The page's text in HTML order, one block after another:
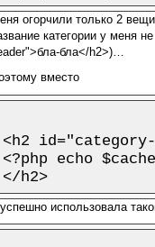
огорчили только 2
категории у меня
бла</h2>)…
вместо
<h2 id="category-
<?php echo
</h2>
использовала